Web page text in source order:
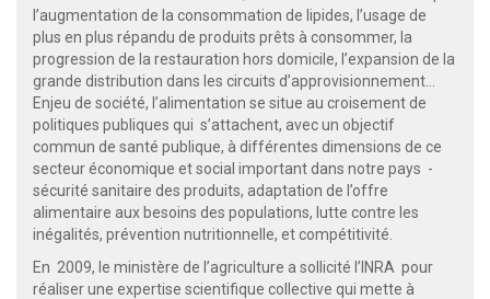
l’augmentation de la consommation de lipides, l’usage de
plus en plus répandu de produits prêts à consommer, la
progression de la restauration hors domicile, l’expansion de la
grande distribution dans les circuits d’approvisionnement...
Enjeu de société, l’alimentation se situe au croisement de
politiques publiques qui s’attachent, avec un objectif
commun de santé publique, à différentes dimensions de ce
secteur économique et social important dans notre pays -
sécurité sanitaire des produits, adaptation de l’offre
alimentaire aux besoins des populations, lutte contre les
inégalités, prévention nutritionnelle, et compétitivité.
En 2009, le ministère de l’agriculture a sollicité l’INRA pour
réaliser une expertise scientifique collective qui mette à